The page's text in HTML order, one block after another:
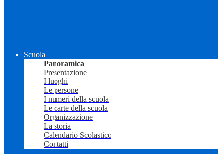
Scuola
Panoramica
Presentazione
I luoghi
Le persone
I numeri della scuola
Le carte della scuola
Organizzazione
La storia
Calendario Scolastico
Contatti